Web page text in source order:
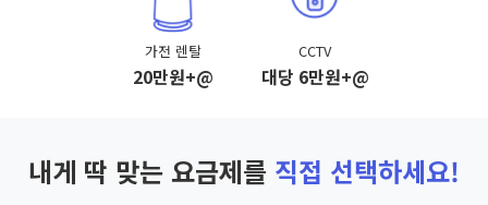
가전 렌탈
20만원+@
CCTV
대당 6만원+@
내게 딱 맞는 요금제를 직접 선택하세요!